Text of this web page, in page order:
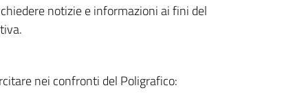
notizie e informazioni ai fini del
nei confronti del Poligrafico: